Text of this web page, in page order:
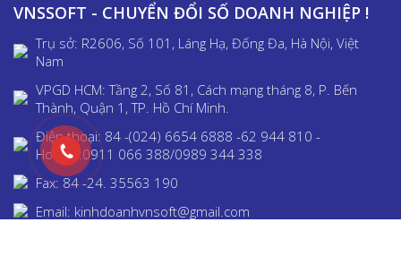
VNSSOFT - CHUYỂN ĐỔI SỐ DOANH NGHIỆP !
Trụ sở: R2606, Số 101, Láng Hạ, Đống Đa, Hà Nội, Việt
Nam
VPGD HCM: Tầng 2, Số 81, Cách mạng tháng 8, P. Bến
Thành, Quận 1, TP. Hồ Chí Minh.
Điện thoại: 84 -(024) 6654 6888 -62 944 810 -
Hotline:0911 066 388/0989 344 338
Fax: 84 -24. 35563 190
Email: kinhdoanhvnsoft@gmail.com